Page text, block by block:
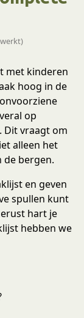
met kinderen
hoog in de
op
Dit vraagt om
alleen het
de bergen.
en geven
spullen kunt
hart je
hebben we